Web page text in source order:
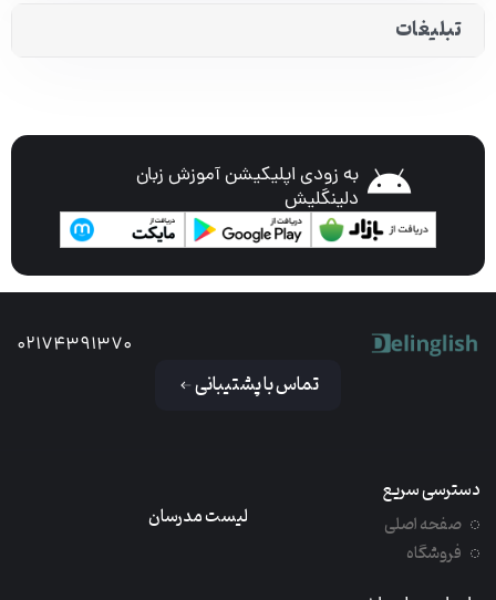
تبلیغات
به زودی اپلیکیشن آموزش زبان
دلینگلیش
02174391370
تماس با پشتیبانی
دسترسی سریع
صفحه اصلی
فروشگاه
لیست مدرسان